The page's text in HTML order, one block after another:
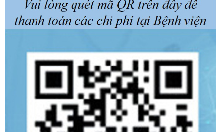
Khoa Hồi sức tích cực Nội
Khoa Y Học Cổ Truyền
Khoa Khám bệnh
Khoa Cấp cứu
Khoa Dinh dưỡng
Khoa Hoá trị can thiệp và Chăm sóc giảm nhẹ
Khoa Phẫu trị - Xạ trị & Y học hạt nhân